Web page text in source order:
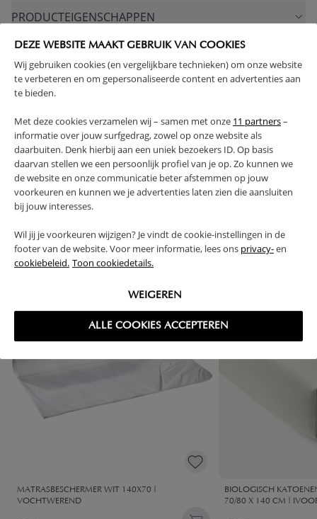
DEZE WEBSITE MAAKT GEBRUIK VAN COOKIES
Wij gebruiken cookies (en vergelijkbare technieken) om onze website
te verbeteren en om gepersonaliseerde content en advertenties aan
te bieden.
Met deze cookies verzamelen wij – samen met onze 11 partners–
informatie over jouw surfgedrag, zowel op onze website als
daarbuiten. Denk hierbij aan een uniek bezoekers ID. Op basis
daarvan stellen we een persoonlijk profiel van je op. Zo kunnen we
de website en onze communicatie beter afstemmen op jouw
voorkeuren en kunnen we je advertenties laten zien die aansluiten
bij jouw interesses.
Wil jij je voorkeuren wijzigen? Je vindt de cookie-instellingen in de
footer van de website. Voor meer informatie, lees ons privacy-en
cookiebeleid. Toon cookiedetails.
WEIGEREN
ALLE COOKIES ACCEPTEREN
PRODUCTEIGENSCHAPPEN
PLUS- EN MINPUNTEN
FAQ
RETOUREN
VAAK SAMEN GEKOCHT
MATRASBESCHERMER WIT 140X70 |
VOCHTWEREND
BIOLOGISCH
70/80 X 140 CM |